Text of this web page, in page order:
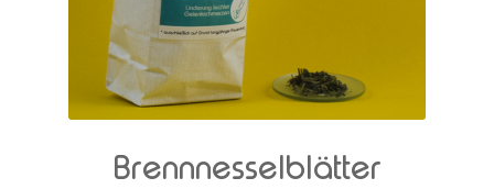
Brennnesselblätter